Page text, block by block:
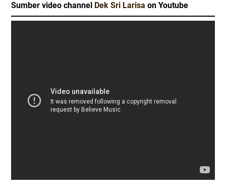
Sumber video channel Dek Sri Larisa on Youtube